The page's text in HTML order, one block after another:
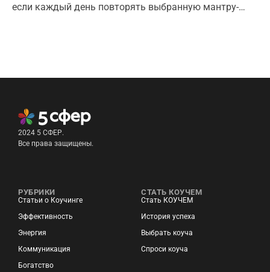
если каждый день повторять выбранную мантру-
2024 5 СФЕР.
Все права защищены.
РУБРИКИ
Статьи о Коучинге
Эффективность
Энергия
Коммуникация
Богатство
СТАТЬ КОУЧЕМ
Стать КОУЧЕМ
История успеха
Выбрать коуча
Спроси коуча